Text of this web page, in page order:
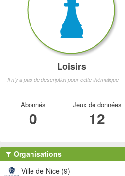
Loisirs
Il n'y a pas de description pour cette thématique
Abonnés
0
Jeux de données
12
Organisations
Ville de Nice (9)